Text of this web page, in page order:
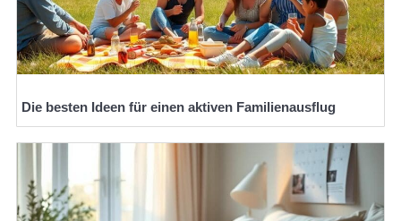
Die besten Ideen für einen aktiven Familienausflug